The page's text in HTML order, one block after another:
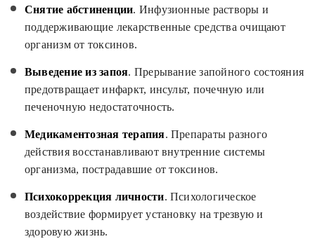
Снятие абстиненции. Инфузионные растворы и
поддерживающие лекарственные средства очищают
организм от токсинов.
Выведение из запоя. Прерывание запойного состояния
предотвращает инфаркт, инсульт, почечную или
печеночную недостаточность.
Медикаментозная терапия. Препараты разного
действия восстанавливают внутренние системы
организма, пострадавшие от токсинов.
Психокоррекция личности. Психологическое
воздействие формирует установку на трезвую и
здоровую жизнь.